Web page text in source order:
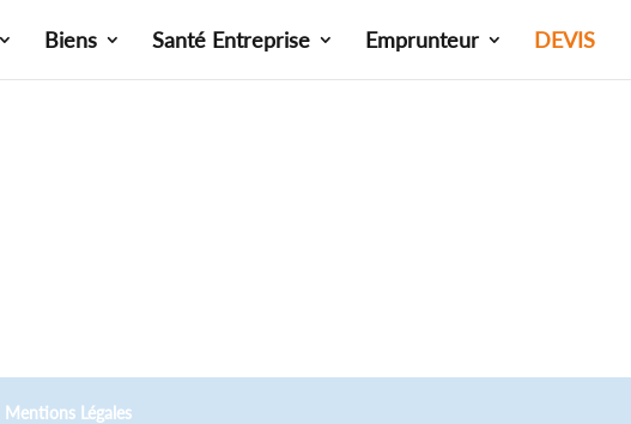
Biens Santé Entreprise Emprunteur DEVIS
Mentions Légales